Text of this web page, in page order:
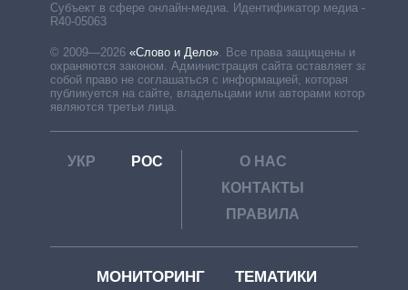
Субъект в сфере онлайн-медиа. Идентификатор медиа –
R40-05063
© 2009—2026 «Слово и Дело». Все права защищены и
охраняются законом. Администрация сайта оставляет за
собой право не соглашаться с информацией, которая
публикуется на сайте, владельцами или авторами которой
являются третьи лица.
УКР РОС
О НАС
КОНТАКТЫ
ПРАВИЛА
МОНИТОРИНГ ТЕМАТИКИ